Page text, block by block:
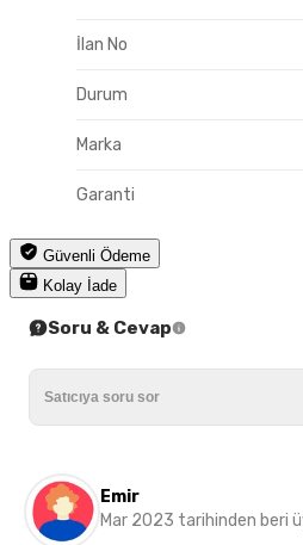
İlan No
Durum
Marka
Garanti
Güvenli Ödeme
Kolay İade
Soru & Cevap
Emir
Mar 2023 tarihinden beri